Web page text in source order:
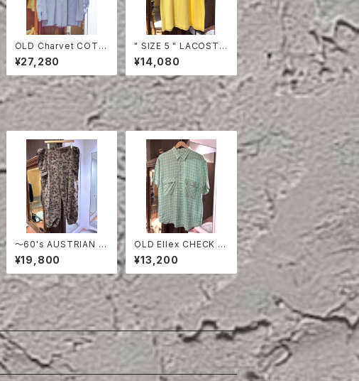
OLD Charvet COTT
ON SHIRT
¥27,280
" SIZE 5 " LACOSTE
POLO SHIRT YELLO
W
¥14,080
〜60's AUSTRIAN A
RMY PEA DOT CAM
O FIERD PANTS
¥19,800
OLD Ellex CHECK LI
NEN HALF SLEEVE S
HIRT
¥13,200